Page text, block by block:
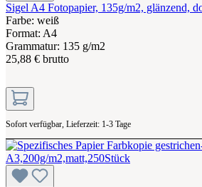
Sigel A4 Fotopapier, 135g/m2, glänzend,
Farbe: weiß
Format: A4
Grammatur: 135 g/m2
25,88 € brutto
Sofort verfügbar, Lieferzeit: 1-3 Tage